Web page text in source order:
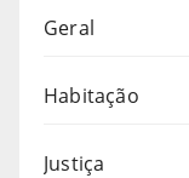
Geral
Habitação
Justiça